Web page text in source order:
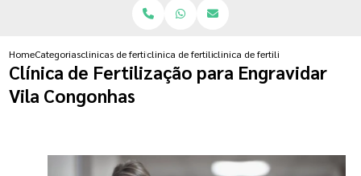
HomeCategoriasclinicas de fertilizacoesclinica de fertilizacao in vitro humana
clinica de fertilizacao para
Clínica de Fertilização para Engravidar
Vila Congonhas